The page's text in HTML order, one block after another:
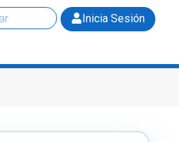
Inicia Sesión